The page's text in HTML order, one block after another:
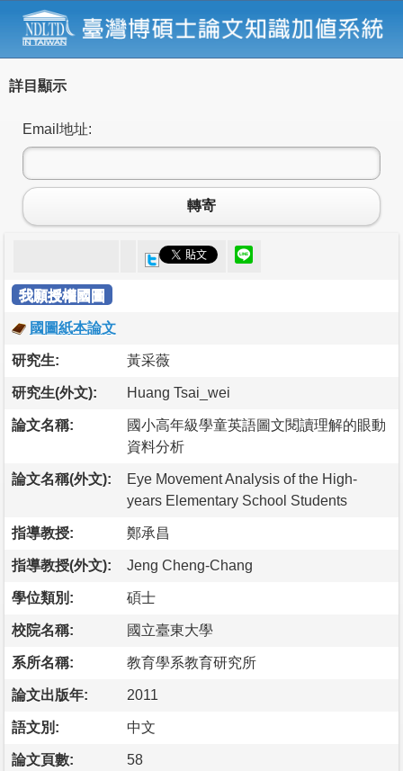
詳目顯示
Email地址:
轉寄
我願授權國圖
國圖紙本論文
研究生: 黃采薇
研究生(外文): Huang Tsai_wei
論文名稱:
國小高年級學童英語圖文閱讀理解的眼動
資料分析
論文名稱(外文):
Eye Movement Analysis of the High-
years Elementary School Students
指導教授: 鄭承昌
指導教授(外文): Jeng Cheng-Chang
學位類別: 碩士
校院名稱: 國立臺東大學
系所名稱: 教育學系教育研究所
論文出版年: 2011
語文別: 中文
論文頁數: 58